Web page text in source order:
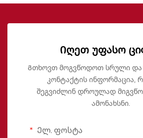
Იღეთ უფასო
Გთხოვთ მოგვწოდოთ სრული და
კონტაქტის ინფორმაცია,
შეგვიძლინ დროულად
ამონახსნი.
Ელ. ფოსტა